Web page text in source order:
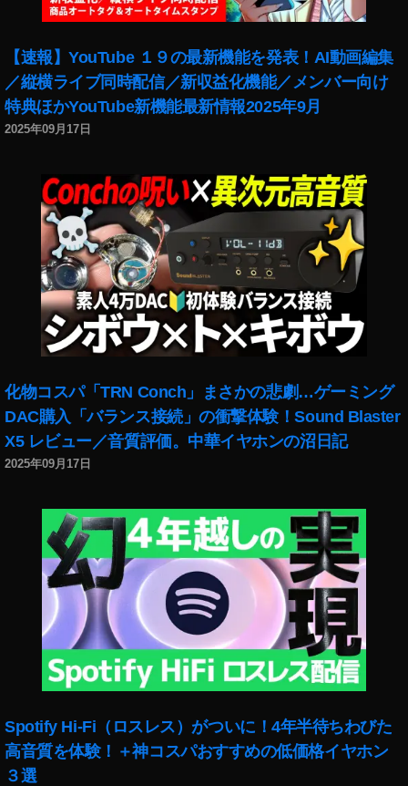
【速報】YouTube １９の最新機能を発表！AI動画編集
／縦横ライブ同時配信／新収益化機能／メンバー向け
特典ほかYouTube新機能最新情報2025年9月
2025年09月17日
化物コスパ「TRN Conch」まさかの悲劇…ゲーミング
DAC購入「バランス接続」の衝撃体験！Sound Blaster
X5 レビュー／音質評価。中華イヤホンの沼日記
2025年09月17日
Spotify Hi-Fi（ロスレス）がついに！4年半待ちわびた
高音質を体験！＋神コスパおすすめの低価格イヤホン
３選